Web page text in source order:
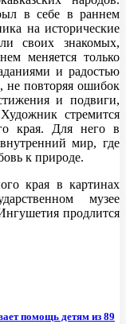
в себе в раннем
на исторические
своих знакомых,
меняется только
и радостью
не повторяя ошибок
и подвиги,
стремится
края. Для него в
мир, где
к природе.
края в картинах
музее
продлится
помощь детям из 89